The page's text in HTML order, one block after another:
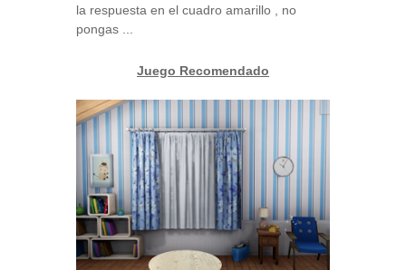
la respuesta en el cuadro amarillo , no
pongas ...
Juego Recomendado